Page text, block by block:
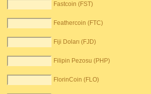
Fastcoin (FST)
Feathercoin (FTC)
Fiji Doları (FJD)
Filipin Pezosu (PHP)
FlorinCoin (FLO)